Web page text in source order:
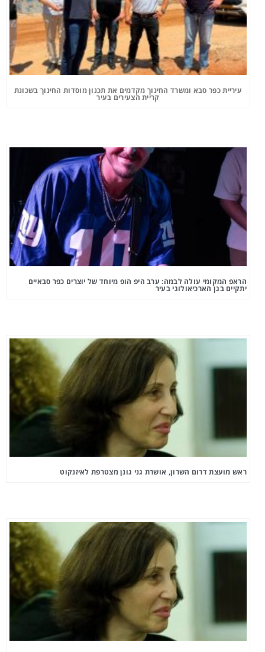
עיריית כפר סבא ומשרד החינוך מקדמים את תכנון מוסדות החינוך בשכונת
קריית הצעירים בעיר
הראפ המקומי עולה לבמה: ערב היפ הופ מיוחד של יוצרים כפר סבאיים
יתקיים בגן הארכיאולוגי בעיר
ראש מועצת דרום השרון, אושרת גני גונן מצטרפת לאיזנקוט